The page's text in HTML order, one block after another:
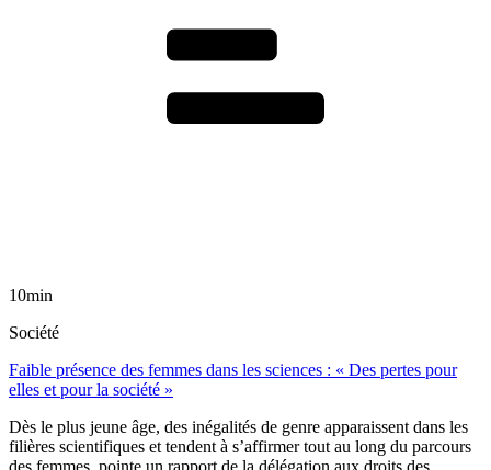
10min
Société
Faible présence des femmes dans les sciences : « Des pertes pour
elles et pour la société »
Dès le plus jeune âge, des inégalités de genre apparaissent dans les
filières scientifiques et tendent à s’affirmer tout au long du parcours
des femmes, pointe un rapport de la délégation aux droits des